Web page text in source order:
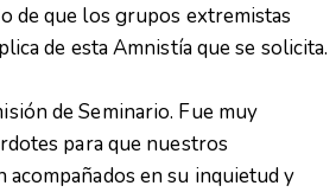
de que los grupos extremistas
de esta Amnistía que se solicita.
de Seminario. Fue muy
para que nuestros
acompañados en su inquietud y